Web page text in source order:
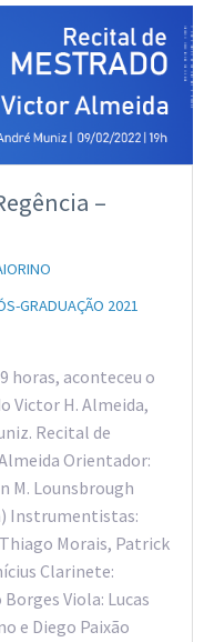
–
GRADUAÇÃO 2021
horas, aconteceu o
Victor H. Almeida,
Recital de
Orientador:
M. Lounsbrough
Instrumentistas:
Morais, Patrick
Clarinete:
Viola: Lucas
e Diego Paixão